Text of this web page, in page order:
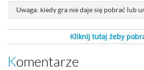
Uwaga: kiedy gra nie daje się pobrać lub
Kliknij tutaj żeby
Komentarze